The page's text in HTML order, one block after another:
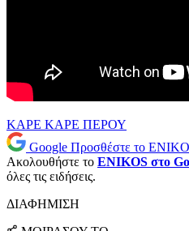
ΚΑΡΕ ΚΑΡΕ ΠΕΡΟΥ
Google Προσθέστε το
Ακολουθήστε το ENIKOS στο
όλες τις ειδήσεις.
ΔΙΑΦΗΜΙΣΗ